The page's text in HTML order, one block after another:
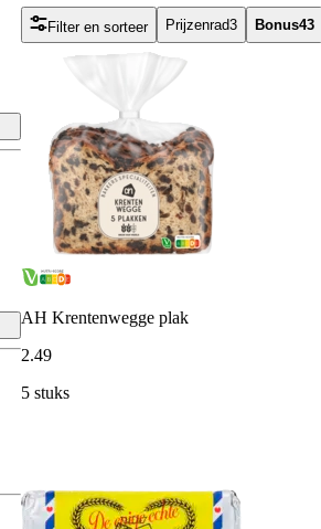
Filter en sorteer Prijzenrad3 Bonus43
AH Krentenwegge plak
2.49
5 stuks